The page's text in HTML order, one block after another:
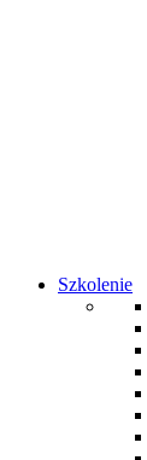
Szkolenie